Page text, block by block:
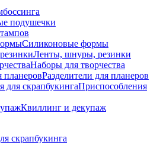
подушечки
Силиконовые формы
Ленты, шнуры, резинки
Наборы для творчества
Разделители для планеров
Приспособления
Квиллинг и декупаж
скрапбукинга